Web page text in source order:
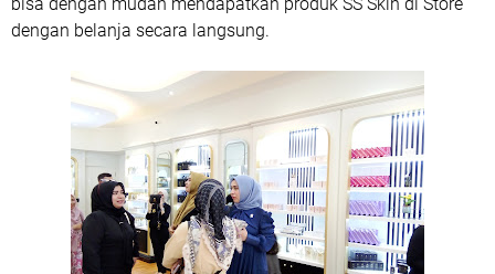
dengan belanja secara langsung.